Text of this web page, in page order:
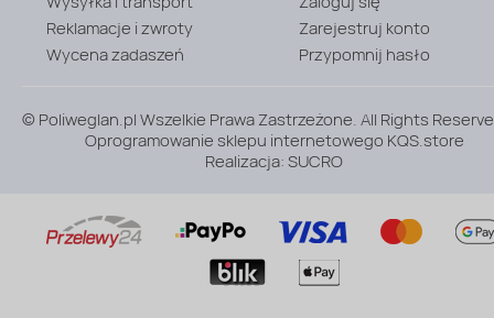
Reklamacje i zwroty
Wycena zadaszeń
Zarejestruj konto
Przypomnij hasło
© Poliweglan.pl Wszelkie Prawa Zastrzeżone. All Rights
Oprogramowanie sklepu internetowego KQS.store
Realizacja:SUCRO